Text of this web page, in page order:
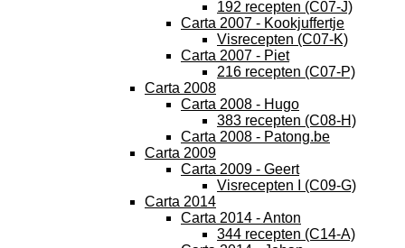
192 recepten (C07-J)
Carta 2007 - Kookjuffertje
Visrecepten (C07-K)
Carta 2007 - Piet
216 recepten (C07-P)
Carta 2008
Carta 2008 - Hugo
383 recepten (C08-H)
Carta 2008 - Patong.be
Carta 2009
Carta 2009 - Geert
Visrecepten I (C09-G)
Carta 2014
Carta 2014 - Anton
344 recepten (C14-A)